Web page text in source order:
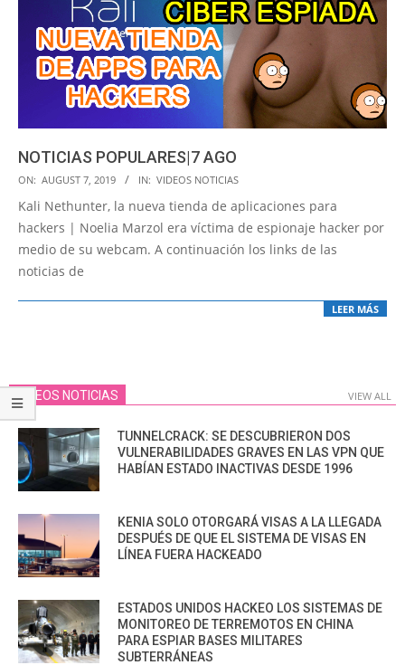
NOTICIAS POPULARES|7 AGO
2019-
08-
07
ON: AUGUST 7, 2019 IN: VIDEOS NOTICIAS
Kali Nethunter, la nueva tienda de aplicaciones para
hackers | Noelia Marzol era víctima de espionaje hacker por
medio de su webcam. A continuación los links de las
noticias de
LEER MÁS
VIDEOS NOTICIAS VIEW ALL
TUNNELCRACK: SE DESCUBRIERON DOS
VULNERABILIDADES GRAVES EN LAS VPN QUE
HABÍAN ESTADO INACTIVAS DESDE 1996
KENIA SOLO OTORGARÁ VISAS A LA LLEGADA
DESPUÉS DE QUE EL SISTEMA DE VISAS EN
LÍNEA FUERA HACKEADO
ESTADOS UNIDOS HACKEO LOS SISTEMAS DE
MONITOREO DE TERREMOTOS EN CHINA
PARA ESPIAR BASES MILITARES
SUBTERRÁNEAS